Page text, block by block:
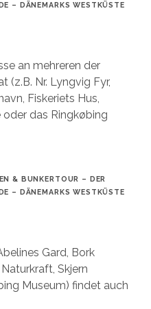
– DÄNEMARKS WESTKÜSTE
an mehreren der
(z.B. Nr. Lyngvig Fyr,
Fiskeriets Hus,
das Ringkøbing
& BUNKERTOUR – DER
– DÄNEMARKS WESTKÜSTE
Gard, Bork
Skjern
Museum) findet auch